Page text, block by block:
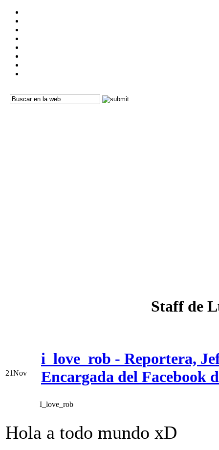
Staff de
21Nov
i_love_rob - Reportera,
Encargada del Facebook
I_love_rob
Hola a todo mundo xD